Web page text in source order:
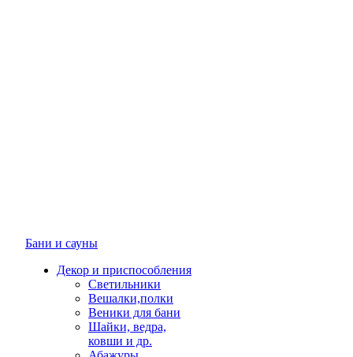
Бани и сауны
Декор и приспособления
Светильники
Вешалки,полки
Веники для бани
Шайки, ведра,
ковши и др.